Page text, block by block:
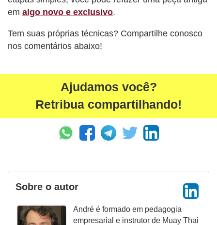
em algo novo e exclusivo.
Tem suas próprias técnicas? Compartilhe conosco
nos comentários abaixo!
Ajudamos você?
Retribua compartilhando!
Sobre o autor
André é formado em pedagogia
empresarial e instrutor de Muay Thai